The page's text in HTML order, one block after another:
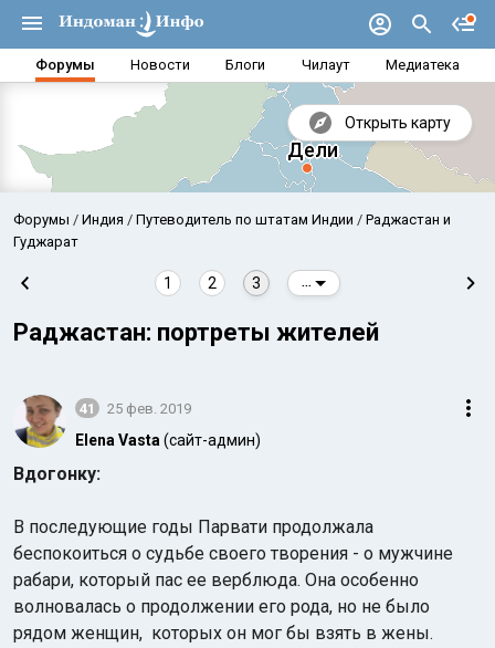
Форумы Новости Блоги Чилаут Медиатека
Открыть карту
Аравийское море
Форумы Индия Путеводитель по штатам Индии
Раджастан и
Гуджарат
1 2 3
Раджастан: портреты жителей
41 25 фев. 2019
Elena Vasta (сайт-админ)
Вдогонку:
В последующие годы Парвати продолжала
беспокоиться о судьбе своего творения - о мужчине
рабари, который пас ее верблюда. Она особенно
волновалась о продолжении его рода, но не было
рядом женщин, которых он мог бы взять в жены.